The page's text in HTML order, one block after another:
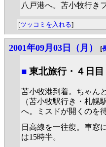
八戸港へ。苫小牧行き
[ツッコミを入れる]
2001年09月03日（月） [
■ 東北旅行・４日目
苫小牧港到着。ちゃん
（苫小牧駅行き・札幌
へ。ミスドが開くのを
日高線を一往復。車窓
は15時半。